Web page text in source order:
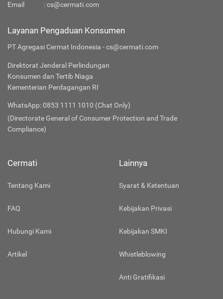
Email
:cs@cermati.com
Layanan Pengaduan Konsumen
PT Agregasi Cermat Indonesia - cs@cermati.com
Direktorat Jenderal Perlindungan
Konsumen dan Tertib Niaga
Kementerian Perdagangan RI
WhatsApp: 0853 1111 1010 (Chat Only)
(Directorate General of Consumer Protection and Trade
Compliance)
Cermati
Tentang Kami
FAQ
Hubungi Kami
Artikel
Lainnya
Syarat & Ketentuan
Kebijakan Privasi
Kebijakan SMKI
Whistleblowing
Anti Gratifikasi